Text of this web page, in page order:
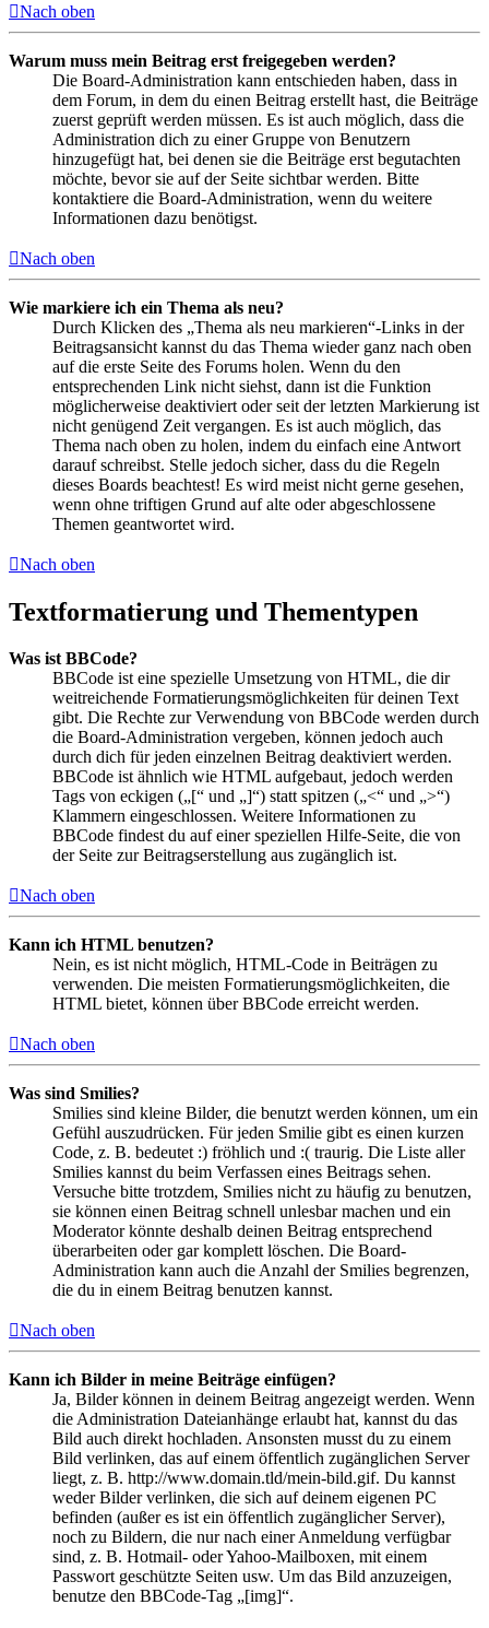
Nach oben
Warum muss mein Beitrag erst freigegeben werden?
Die Board-Administration kann entschieden haben, dass in
dem Forum, in dem du einen Beitrag erstellt hast, die Beiträge
zuerst geprüft werden müssen. Es ist auch möglich, dass die
Administration dich zu einer Gruppe von Benutzern
hinzugefügt hat, bei denen sie die Beiträge erst begutachten
möchte, bevor sie auf der Seite sichtbar werden. Bitte
kontaktiere die Board-Administration, wenn du weitere
Informationen dazu benötigst.
Nach oben
Wie markiere ich ein Thema als neu?
Durch Klicken des „Thema als neu markieren“-Links in der
Beitragsansicht kannst du das Thema wieder ganz nach oben
auf die erste Seite des Forums holen. Wenn du den
entsprechenden Link nicht siehst, dann ist die Funktion
möglicherweise deaktiviert oder seit der letzten Markierung ist
nicht genügend Zeit vergangen. Es ist auch möglich, das
Thema nach oben zu holen, indem du einfach eine Antwort
darauf schreibst. Stelle jedoch sicher, dass du die Regeln
dieses Boards beachtest! Es wird meist nicht gerne gesehen,
wenn ohne triftigen Grund auf alte oder abgeschlossene
Themen geantwortet wird.
Nach oben
Textformatierung und Thementypen
Was ist BBCode?
BBCode ist eine spezielle Umsetzung von HTML, die dir
weitreichende Formatierungsmöglichkeiten für deinen Text
gibt. Die Rechte zur Verwendung von BBCode werden durch
die Board-Administration vergeben, können jedoch auch
durch dich für jeden einzelnen Beitrag deaktiviert werden.
BBCode ist ähnlich wie HTML aufgebaut, jedoch werden
Tags von eckigen („[“ und „]“) statt spitzen („<“ und „>“)
Klammern eingeschlossen. Weitere Informationen zu
BBCode findest du auf einer speziellen Hilfe-Seite, die von
der Seite zur Beitragserstellung aus zugänglich ist.
Nach oben
Kann ich HTML benutzen?
Nein, es ist nicht möglich, HTML-Code in Beiträgen zu
verwenden. Die meisten Formatierungsmöglichkeiten, die
HTML bietet, können über BBCode erreicht werden.
Nach oben
Was sind Smilies?
Smilies sind kleine Bilder, die benutzt werden können, um ein
Gefühl auszudrücken. Für jeden Smilie gibt es einen kurzen
Code, z. B. bedeutet :) fröhlich und :( traurig. Die Liste aller
Smilies kannst du beim Verfassen eines Beitrags sehen.
Versuche bitte trotzdem, Smilies nicht zu häufig zu benutzen,
sie können einen Beitrag schnell unlesbar machen und ein
Moderator könnte deshalb deinen Beitrag entsprechend
überarbeiten oder gar komplett löschen. Die Board-
Administration kann auch die Anzahl der Smilies begrenzen,
die du in einem Beitrag benutzen kannst.
Nach oben
Kann ich Bilder in meine Beiträge einfügen?
Ja, Bilder können in deinem Beitrag angezeigt werden. Wenn
die Administration Dateianhänge erlaubt hat, kannst du das
Bild auch direkt hochladen. Ansonsten musst du zu einem
Bild verlinken, das auf einem öffentlich zugänglichen Server
liegt, z. B. http://www.domain.tld/mein-bild.gif. Du kannst
weder Bilder verlinken, die sich auf deinem eigenen PC
befinden (außer es ist ein öffentlich zugänglicher Server),
noch zu Bildern, die nur nach einer Anmeldung verfügbar
sind, z. B. Hotmail- oder Yahoo-Mailboxen, mit einem
Passwort geschützte Seiten usw. Um das Bild anzuzeigen,
benutze den BBCode-Tag „[img]“.